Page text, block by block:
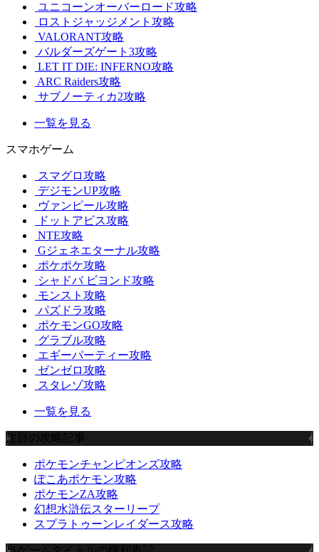
ユニコーンオーバーロード攻略
ロストジャッジメント攻略
VALORANT攻略
バルダーズゲート3攻略
LET IT DIE: INFERNO攻略
ARC Raiders攻略
サブノーティカ2攻略
一覧を見る
スマホゲーム
スマグロ攻略
デジモンUP攻略
ヴァンピール攻略
ドットアビス攻略
NTE攻略
Gジェネエターナル攻略
ポケポケ攻略
シャドバ ビヨンド攻略
モンスト攻略
パズドラ攻略
ポケモンGO攻略
グラブル攻略
エギーパーティー攻略
ゼンゼロ攻略
スタレゾ攻略
一覧を見る
注目の攻略記事
ポケモンチャンピオンズ攻略
ぽこあポケモン攻略
ポケモンZA攻略
幻想水滸伝スターリープ
スプラトゥーンレイダース攻略